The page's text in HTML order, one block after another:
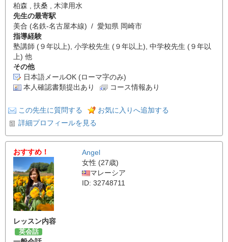
柏森 , 扶桑 , 木津用水
先生の最寄駅
美合 (名鉄-名古屋本線) / 愛知県 岡崎市
指導経験
塾講師 (９年以上), 小学校先生 (９年以上), 中学校先生 (９年以
上) 他
その他
日本語メールOK (ローマ字のみ)
本人確認書類提出あり
コース情報あり
この先生に質問する
お気に入りへ追加する
詳細プロフィールを見る
おすすめ！
Angel
女性 (27歳)
マレーシア
ID: 32748711
レッスン内容
英会話